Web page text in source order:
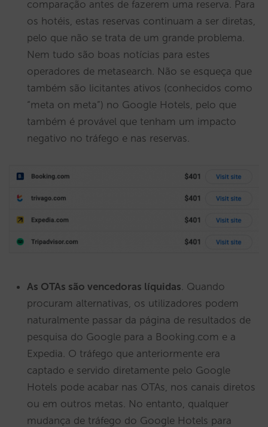
comparação antes de fazerem uma reserva. Para
os hotéis, estas reservas continuam a ser diretas,
pelo que não se trata de um grande problema.
Nem tudo são boas notícias para estes
operadores de metasearch. Não se esqueça que
também são licitantes ativos (conhecidos como
“meta on meta”) no Google Hotels, pelo que
também é provável que tenham um impacto
negativo no tráfego e nas reservas.
As OTAs são vencedoras líquidas . Quando
procuram alternativas, os utilizadores podem
naturalmente passar da página de resultados de
pesquisa do Google para a Booking.com e a
Expedia. O tráfego que anteriormente era
captado e servido diretamente pelo Google
Hotels pode acabar nas OTAs, nos canais diretos
ou em outros metas. No entanto, qualquer
mudança de tráfego do Google Hotels para